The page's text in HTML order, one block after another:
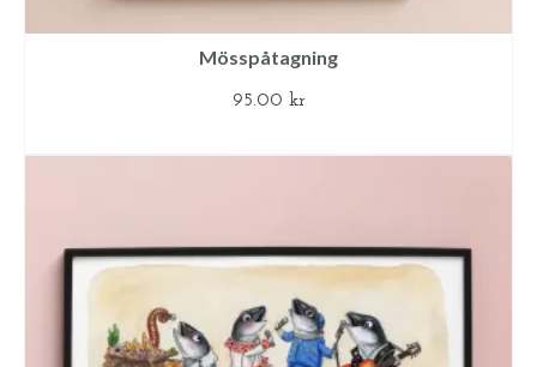
Mösspåtagning
95.00 kr